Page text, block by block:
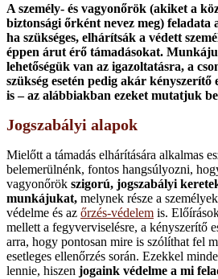
A személy- és vagyonőrök (akiket a
biztonsági őrként nevez meg) feladata
ha szükséges, elhárítsák a védett
éppen árut érő támadásokat.
lehetőségük van az igazoltatásra, a
szükség esetén pedig akár kényszerítő
is – az alábbiakban ezeket mutatjuk
Jogszabályi alapok
Mielőtt a támadás elhárítására alkalmas
belemerülnénk, fontos hangsúlyozni,
vagyonőrök szigorú, jogszabályi
munkájukat, melynek része a
védelme és az őrzés-védelem is.
mellett a fegyverviselésre, a kényszerítő
arra, hogy pontosan mire is szólíthat fel
esetleges ellenőrzés során. Ezekkel
lennie, hiszen jogaink védelme a mi